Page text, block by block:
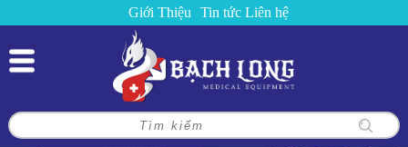
Giới Thiệu Tin tức Liên hệ